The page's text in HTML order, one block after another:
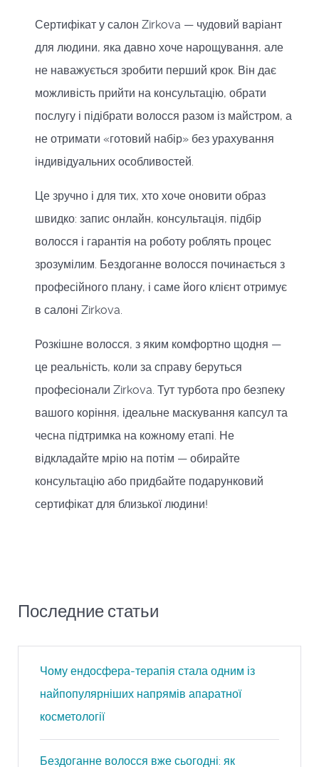
Сертифікат у салон Zirkova — чудовий варіант
для людини, яка давно хоче нарощування, але
не наважується зробити перший крок. Він дає
можливість прийти на консультацію, обрати
послугу і підібрати волосся разом із майстром, а
не отримати «готовий набір» без урахування
індивідуальних особливостей.
Це зручно і для тих, хто хоче оновити образ
швидко: запис онлайн, консультація, підбір
волосся і гарантія на роботу роблять процес
зрозумілим. Бездоганне волосся починається з
професійного плану, і саме його клієнт отримує
в салоні Zirkova.
Розкішне волосся, з яким комфортно щодня —
це реальність, коли за справу беруться
професіонали Zirkova. Тут турбота про безпеку
вашого коріння, ідеальне маскування капсул та
чесна підтримка на кожному етапі. Не
відкладайте мрію на потім — обирайте
консультацію або придбайте подарунковий
сертифікат для близької людини!
Последние статьи
Чому ендосфера-терапія стала одним із
найпопулярніших напрямів апаратної
косметології
Бездоганне волосся вже сьогодні: як